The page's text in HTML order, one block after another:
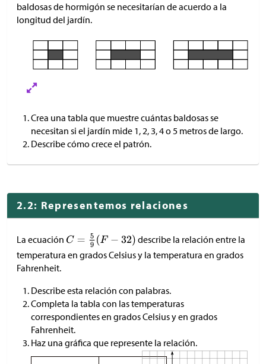
baldosas de hormigón se necesitarían de acuerdo a la
longitud del jardín.
Crea una tabla que muestre cuántas baldosas se
necesitan si el jardín mide 1, 2, 3, 4 o 5 metros de largo.
Describe cómo crece el patrón.
2.2: Representemos relaciones
La ecuación
describe la relación entre la
temperatura en grados Celsius y la temperatura en grados
Fahrenheit.
Describe esta relación con palabras.
Completa la tabla con las temperaturas
correspondientes en grados Celsius y en grados
Fahrenheit.
Haz una gráfica que represente la relación.